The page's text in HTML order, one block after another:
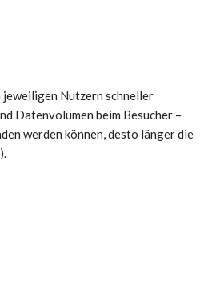
jeweiligen Nutzern schneller
Datenvolumen beim Besucher –
werden können, desto länger die